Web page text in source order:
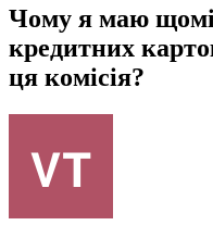
Чому я маю
кредитних
ця комісія?